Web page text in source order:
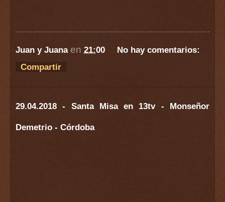
Juan y Juana en 21:00
No hay comentarios:
Compartir
29.04.2018 - Santa Misa en 13tv - Monseñor
Demetrio - Córdoba